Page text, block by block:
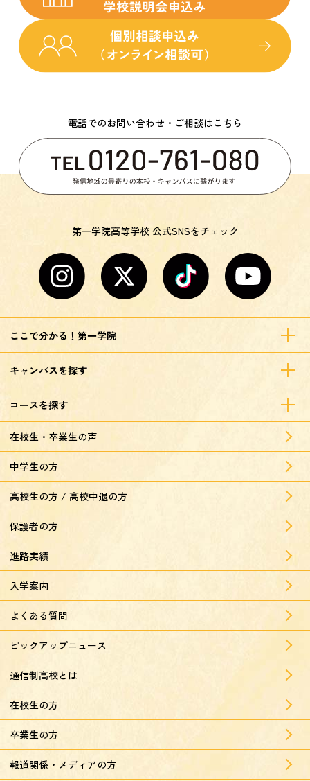
電話でのお問い合わせ・ご相談はこちら
第一学院高等学校 公式SNSをチェック
ここで分かる！第一学院
キャンパスを探す
コースを探す
在校生・卒業生の声
中学生の方
高校生の方 / 高校中退の方
保護者の方
進路実績
入学案内
よくある質問
ピックアップニュース
通信制高校とは
在校生の方
卒業生の方
報道関係・メディアの方